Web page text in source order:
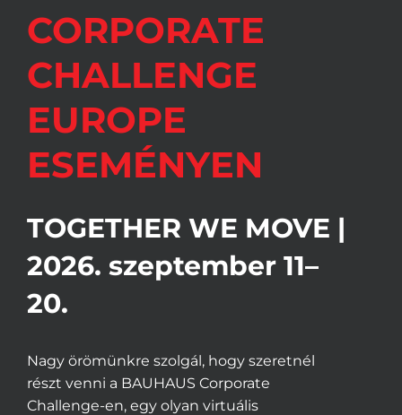
CORPORATE
CHALLENGE
EUROPE
ESEMÉNYEN
TOGETHER WE MOVE |
2026. szeptember 11–
20.
Nagy örömünkre szolgál, hogy szeretnél
részt venni a BAUHAUS Corporate
Challenge-en, egy olyan virtuális